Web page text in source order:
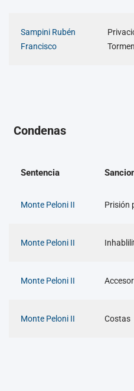
Sampini Rubén
Francisco
Condenas
Sentencia
Monte Peloni II Prisión
Monte Peloni II
Monte Peloni II
Monte Peloni II Costas